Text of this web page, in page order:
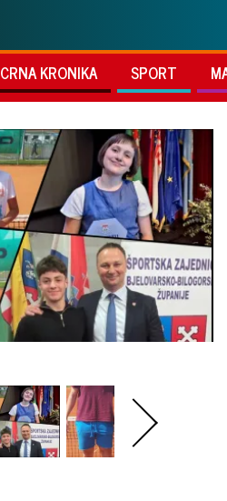
CRNA KRONIKA SPORT